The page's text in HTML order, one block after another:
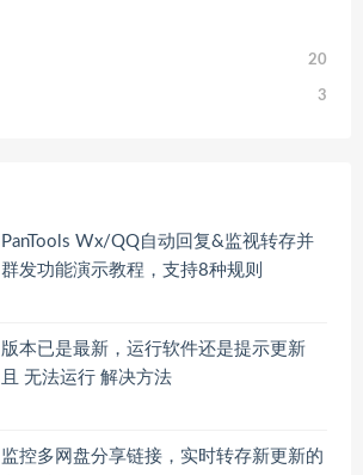
20
3
PanTools Wx/QQ自动回复&监视转存并
群发功能演示教程，支持8种规则
版本已是最新，运行软件还是提示更新
且 无法运行 解决方法
监控多网盘分享链接，实时转存新更新的